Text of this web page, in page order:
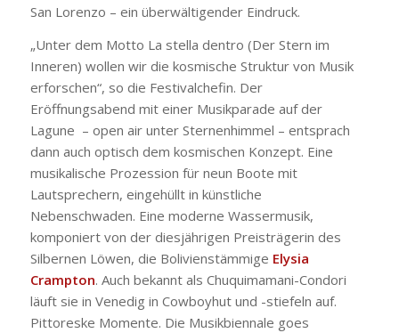
San Lorenzo – ein überwältigender Eindruck.
„Unter dem Motto La stella dentro (Der Stern im
Inneren) wollen wir die kosmische Struktur von Musik
erforschen“, so die Festivalchefin. Der
Eröffnungsabend mit einer Musikparade auf der
Lagune – open air unter Sternenhimmel – entsprach
dann auch optisch dem kosmischen Konzept. Eine
musikalische Prozession für neun Boote mit
Lautsprechern, eingehüllt in künstliche
Nebenschwaden. Eine moderne Wassermusik,
komponiert von der diesjährigen Preisträgerin des
Silbernen Löwen, die Bolivienstämmige Elysia
Crampton. Auch bekannt als Chuquimamani-Condori
läuft sie in Venedig in Cowboyhut und -stiefeln auf.
Pittoreske Momente. Die Musikbiennale goes